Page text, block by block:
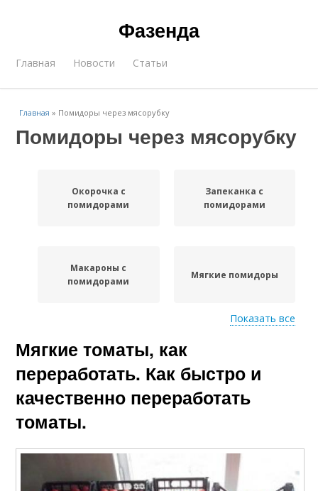
Фазенда
Главная Новости Статьи
Главная » Помидоры через мясорубку
Помидоры через мясорубку
Окорочка с
помидорами
Запеканка с
помидорами
Макароны с
помидорами
Мягкие помидоры
Тертые помидоры
Помидоры в
Показать все
Мягкие томаты, как
переработать. Как быстро и
качественно переработать
томаты.